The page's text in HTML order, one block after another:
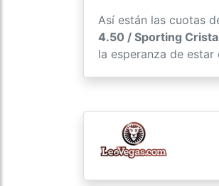
Así están las cuotas
4.50 / Sporting
la esperanza de